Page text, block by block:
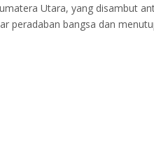
Utara, yang disambut
peradaban bangsa dan